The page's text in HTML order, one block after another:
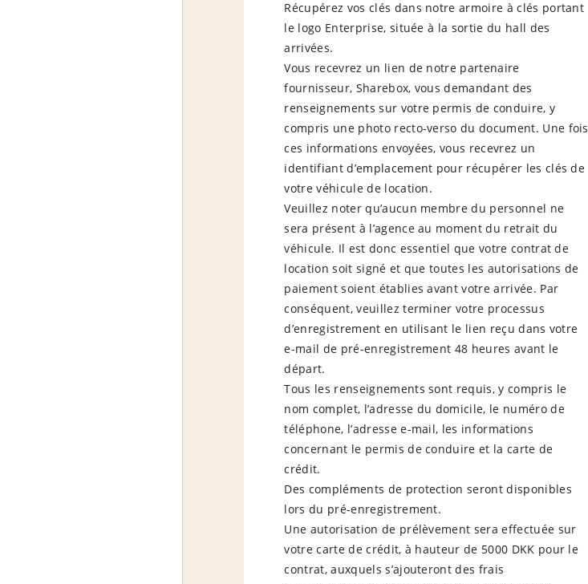
Récupérez vos clés dans notre armoire à clés portant
le logo Enterprise, située à la sortie du hall des
arrivées.
Vous recevrez un lien de notre partenaire
fournisseur, Sharebox, vous demandant des
renseignements sur votre permis de conduire, y
compris une photo recto-verso du document. Une fois
ces informations envoyées, vous recevrez un
identifiant d’emplacement pour récupérer les clés de
votre véhicule de location.
Veuillez noter qu’aucun membre du personnel ne
sera présent à l’agence au moment du retrait du
véhicule. Il est donc essentiel que votre contrat de
location soit signé et que toutes les autorisations de
paiement soient établies avant votre arrivée. Par
conséquent, veuillez terminer votre processus
d’enregistrement en utilisant le lien reçu dans votre
e-mail de pré-enregistrement 48 heures avant le
départ.
Tous les renseignements sont requis, y compris le
nom complet, l’adresse du domicile, le numéro de
téléphone, l’adresse e-mail, les informations
concernant le permis de conduire et la carte de
crédit.
Des compléments de protection seront disponibles
lors du pré-enregistrement.
Une autorisation de prélèvement sera effectuée sur
votre carte de crédit, à hauteur de 5000 DKK pour le
contrat, auxquels s’ajouteront des frais